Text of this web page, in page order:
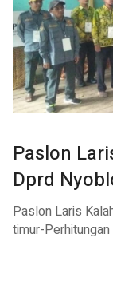
Paslon
Dprd
Paslon Laris
timur-